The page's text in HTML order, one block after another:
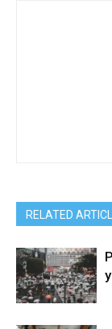
RELATED